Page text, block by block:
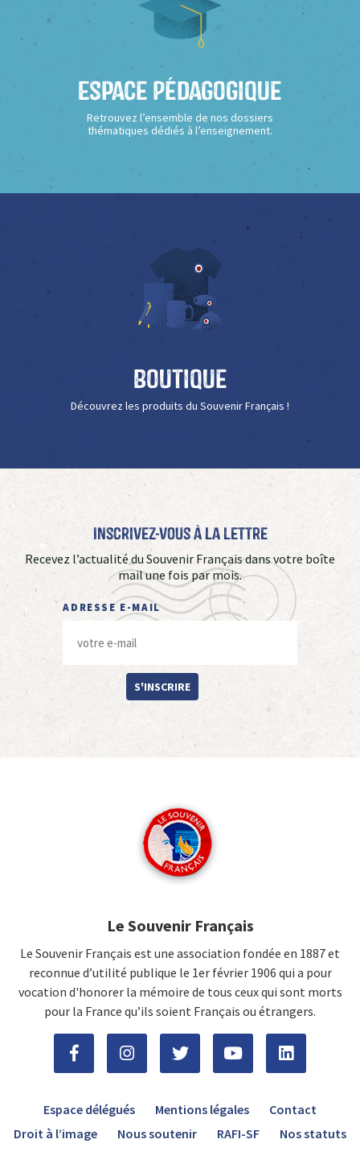
Espace Pédagogique
Retrouvez l’ensemble de nos dossiers
thématiques dédiés à l’enseignement.
Boutique
Découvrez les produits du Souvenir Français !
Inscrivez-vous à La Lettre
Recevez l’actualité du Souvenir Français dans votre boîte
mail une fois par mois.
ADRESSE E-MAIL
S'INSCRIRE
Le Souvenir Français
Le Souvenir Français est une association fondée en 1887 et
reconnue d’utilité publique le 1er février 1906 qui a pour
vocation d'honorer la mémoire de tous ceux qui sont morts
pour la France qu’ils soient Français ou étrangers.
Espace délégués Mentions légales
Contact
Droit à l’image
Nous soutenir RAFI-SF Nos statuts